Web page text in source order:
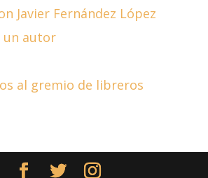
Javier Fernández López
un autor
al gremio de libreros